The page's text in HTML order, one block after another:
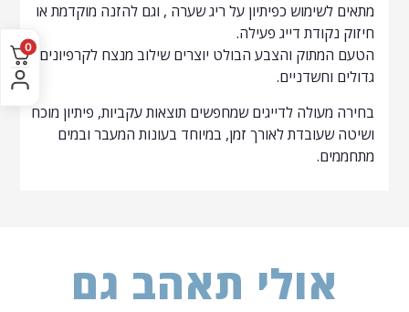
מתאים לשימוש כפיתיון על ריג שערה , וגם להזנה מוקדמת או
חיזוק נקודת דייג פעילה.
הטעם המתוק והצבע הבולט יוצרים שילוב מנצח לקרפיונים
גדולים וחשדניים.
בחירה מעולה לדייגים שמחפשים תוצאות עקביות, פיתיון מוכח
ושיטה שעובדת לאורך זמן, במיוחד בעונות המעבר ובמים
מתחממים.
אולי תאהב גם
0